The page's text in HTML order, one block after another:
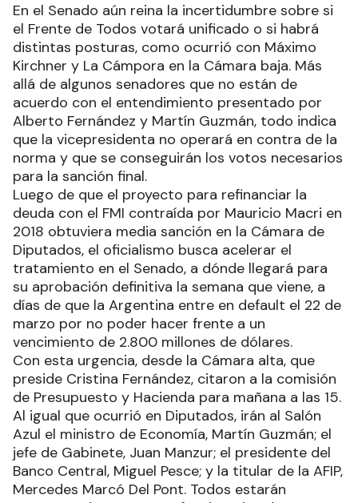
En el Senado aún reina la incertidumbre sobre si
el Frente de Todos votará unificado o si habrá
distintas posturas, como ocurrió con Máximo
Kirchner y La Cámpora en la Cámara baja. Más
allá de algunos senadores que no están de
acuerdo con el entendimiento presentado por
Alberto Fernández y Martín Guzmán, todo indica
que la vicepresidenta no operará en contra de la
norma y que se conseguirán los votos necesarios
para la sanción final.
Luego de que el proyecto para refinanciar la
deuda con el FMI contraída por Mauricio Macri en
2018 obtuviera media sanción en la Cámara de
Diputados, el oficialismo busca acelerar el
tratamiento en el Senado, a dónde llegará para
su aprobación definitiva la semana que viene, a
días de que la Argentina entre en default el 22 de
marzo por no poder hacer frente a un
vencimiento de 2.800 millones de dólares.
Con esta urgencia, desde la Cámara alta, que
preside Cristina Fernández, citaron a la comisión
de Presupuesto y Hacienda para mañana a las 15.
Al igual que ocurrió en Diputados, irán al Salón
Azul el ministro de Economía, Martín Guzmán; el
jefe de Gabinete, Juan Manzur; el presidente del
Banco Central, Miguel Pesce; y la titular de la AFIP,
Mercedes Marcó Del Pont. Todos estarán